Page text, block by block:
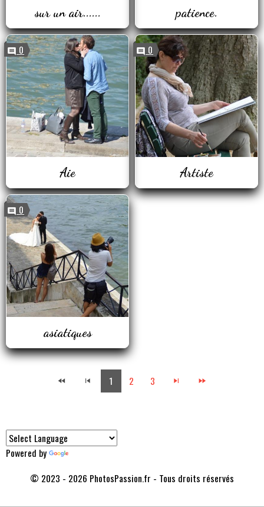
sur un air...... patience.
0
Aie
0
Artiste
0
asiatiques
1 2 3
Powered by
© 2023 - 2026 PhotosPassion.fr - Tous droits réservés